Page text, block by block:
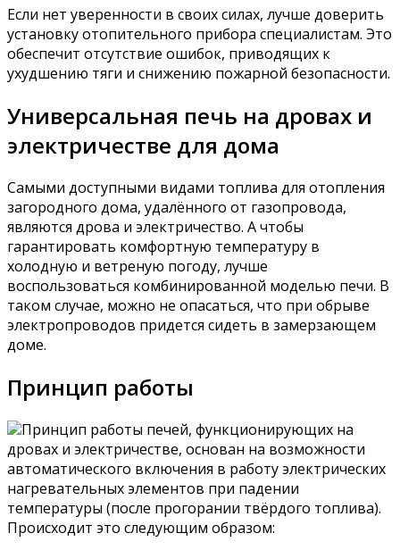
Если нет уверенности в своих силах, лучше доверить
установку отопительного прибора специалистам. Это
обеспечит отсутствие ошибок, приводящих к
ухудшению тяги и снижению пожарной безопасности.
Универсальная печь на дровах и
электричестве для дома
Самыми доступными видами топлива для отопления
загородного дома, удалённого от газопровода,
являются дрова и электричество. А чтобы
гарантировать комфортную температуру в
холодную и ветреную погоду, лучше
воспользоваться комбинированной моделью печи. В
таком случае, можно не опасаться, что при обрыве
электропроводов придется сидеть в замерзающем
доме.
Принцип работы
Принцип работы печей, функционирующих на
дровах и электричестве, основан на возможности
автоматического включения в работу электрических
нагревательных элементов при падении
температуры (после прогорании твёрдого топлива).
Происходит это следующим образом: